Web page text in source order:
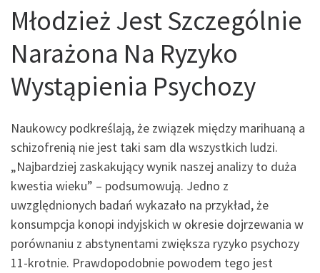
Młodzież Jest Szczególnie
Narażona Na Ryzyko
Wystąpienia Psychozy
Naukowcy podkreślają, że związek między marihuaną a
schizofrenią nie jest taki sam dla wszystkich ludzi.
„Najbardziej zaskakujący wynik naszej analizy to duża
kwestia wieku” – podsumowują. Jedno z
uwzględnionych badań wykazało na przykład, że
konsumpcja konopi indyjskich w okresie dojrzewania w
porównaniu z abstynentami zwiększa ryzyko psychozy
11-krotnie. Prawdopodobnie powodem tego jest